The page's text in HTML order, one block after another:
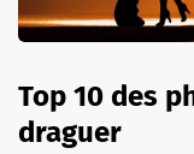
Top 10 des
draguer